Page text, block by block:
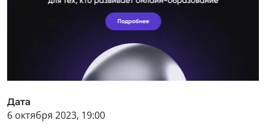
Дата
6 октября 2023, 19:00